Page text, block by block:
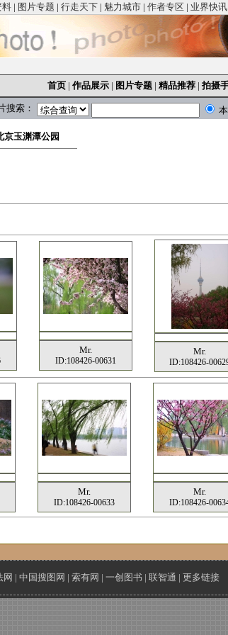
料 | 图片专题 | 行走天下 | 魅力城市 | 作者专区 | 业界快讯
首页 | 作品展示 | 图片专题 | 精品推荐 | 拍摄
搜索：
京玉渊潭公园
Mr.
ID:108426-00631
Mr.
ID:108426-
Mr.
ID:108426-00633
Mr.
ID:108426-
网 | 中国搜图网 | 索有网 | 一创图书 | 联智通 | 更多链接